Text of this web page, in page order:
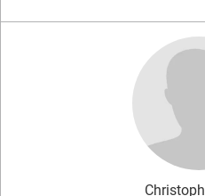
Christoph